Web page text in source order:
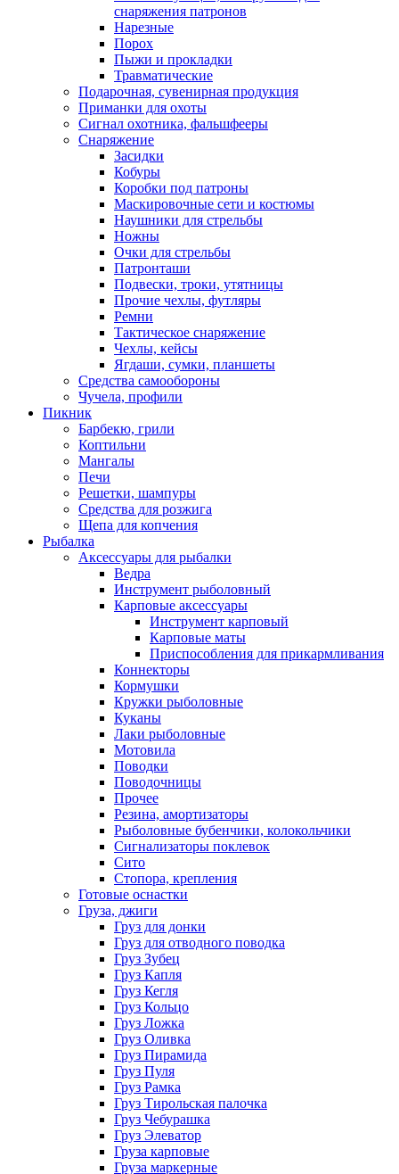
снаряжения патронов
Нарезные
Порох
Пыжи и прокладки
Травматические
Подарочная, сувенирная продукция
Приманки для охоты
Сигнал охотника, фальшфееры
Снаряжение
Засидки
Кобуры
Коробки под патроны
Маскировочные сети и костюмы
Наушники для стрельбы
Ножны
Очки для стрельбы
Патронташи
Подвески, троки, утятницы
Прочие чехлы, футляры
Ремни
Тактическое снаряжение
Чехлы, кейсы
Ягдаши, сумки, планшеты
Средства самообороны
Чучела, профили
Пикник
Барбекю, грили
Коптильни
Мангалы
Печи
Решетки, шампуры
Средства для розжига
Щепа для копчения
Рыбалка
Аксессуары для рыбалки
Ведра
Инструмент рыболовный
Карповые аксессуары
Инструмент карповый
Карповые маты
Приспособления для прикармливания
Коннекторы
Кормушки
Кружки рыболовные
Куканы
Лаки рыболовные
Мотовила
Поводки
Поводочницы
Прочее
Резина, амортизаторы
Рыболовные бубенчики, колокольчики
Сигнализаторы поклевок
Сито
Стопора, крепления
Готовые оснастки
Груза, джиги
Груз для донки
Груз для отводного поводка
Груз Зубец
Груз Капля
Груз Кегля
Груз Кольцо
Груз Ложка
Груз Оливка
Груз Пирамида
Груз Пуля
Груз Рамка
Груз Тирольская палочка
Груз Чебурашка
Груз Элеватор
Груза карповые
Груза маркерные